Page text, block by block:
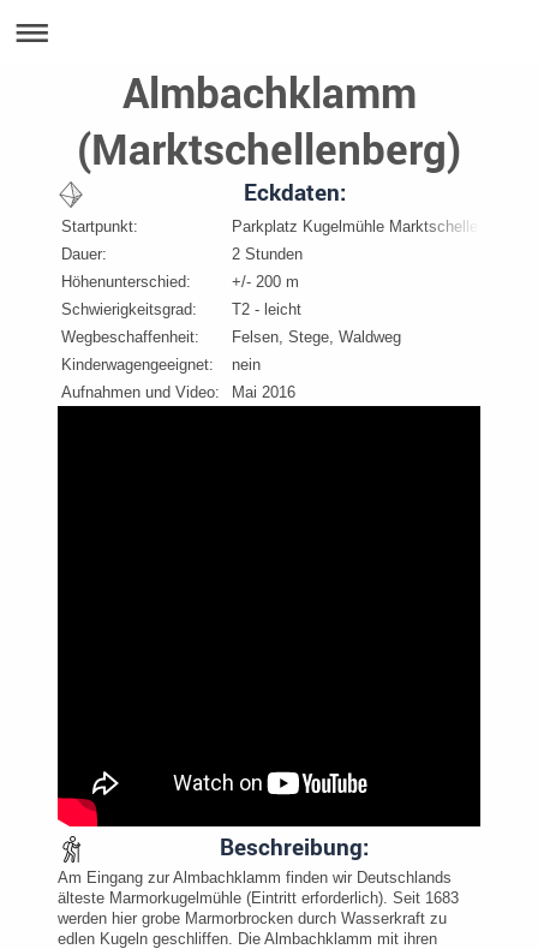
Almbachklamm
(Marktschellenberg)
Eckdaten:
Startpunkt:
Parkplatz Kugelmühle Marktschellenberg
Dauer:
2 Stunden
Höhenunterschied:
+/- 200 m
Schwierigkeitsgrad:
T2 - leicht
Wegbeschaffenheit:
Felsen, Stege, Waldweg
Kinderwagengeeignet:
nein
Aufnahmen und Video:
Mai 2016
Beschreibung:
Am Eingang zur Almbachklamm finden wir Deutschlands
älteste Marmorkugelmühle (Eintritt erforderlich). Seit 1683
werden hier grobe Marmorbrocken durch Wasserkraft zu
edlen Kugeln geschliffen. Die Almbachklamm mit ihren